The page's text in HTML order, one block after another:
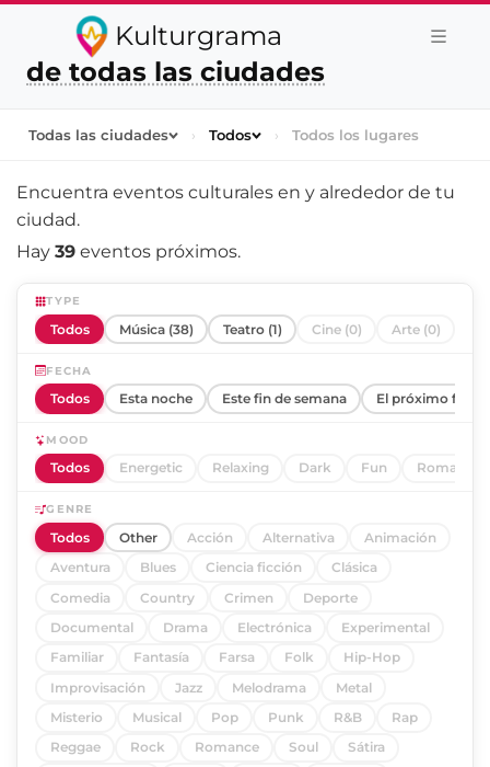
Kulturgrama
de todas las ciudades
Todas las ciudades › Todos › Todos los lugares
Encuentra eventos culturales en y alrededor de tu
ciudad.
Hay 39 eventos próximos.
TYPE
Todos Música (38) Teatro (1) Cine (0) Arte (0)
FECHA
Todos Esta noche Este fin de semana El próximo fin
MOOD
Todos Energetic Relaxing Dark Fun Romantic
GENRE
Todos Other Acción Alternativa
Animación
Aventura
Blues Ciencia ficción
Clásica
Comedia
Country Crimen
Deporte
Documental
Drama Electrónica
Experimental
Familiar
Fantasía Farsa Folk
Hip-Hop
Improvisación
Jazz Melodrama
Metal
Misterio
Musical Pop Punk R&B
Rap
Reggae
Rock Romance Soul
Sátira